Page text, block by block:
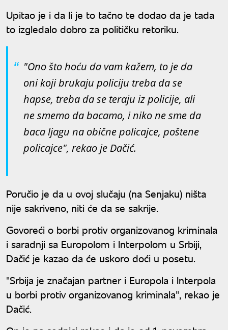
Upitao je i da li je to tačno te dodao da je tada
to izgledalo dobro za političku retoriku.
"Ono što hoću da vam kažem, to je da
oni koji brukaju policiju treba da se
hapse, treba da se teraju iz policije, ali
ne smemo da bacamo, i niko ne sme da
baca ljagu na obične policajce, poštene
policajce", rekao je Dačić.
Poručio je da u ovoj slučaju (na Senjaku) ništa
nije sakriveno, niti će da se sakrije.
Govoreći o borbi protiv organizovanog kriminala
i saradnji sa Europolom i Interpolom u Srbiji,
Dačić je kazao da će uskoro doći u posetu.
"Srbija je značajan partner i Europola i Interpola
u borbi protiv organizovanog kriminala", rekao je
Dačić.